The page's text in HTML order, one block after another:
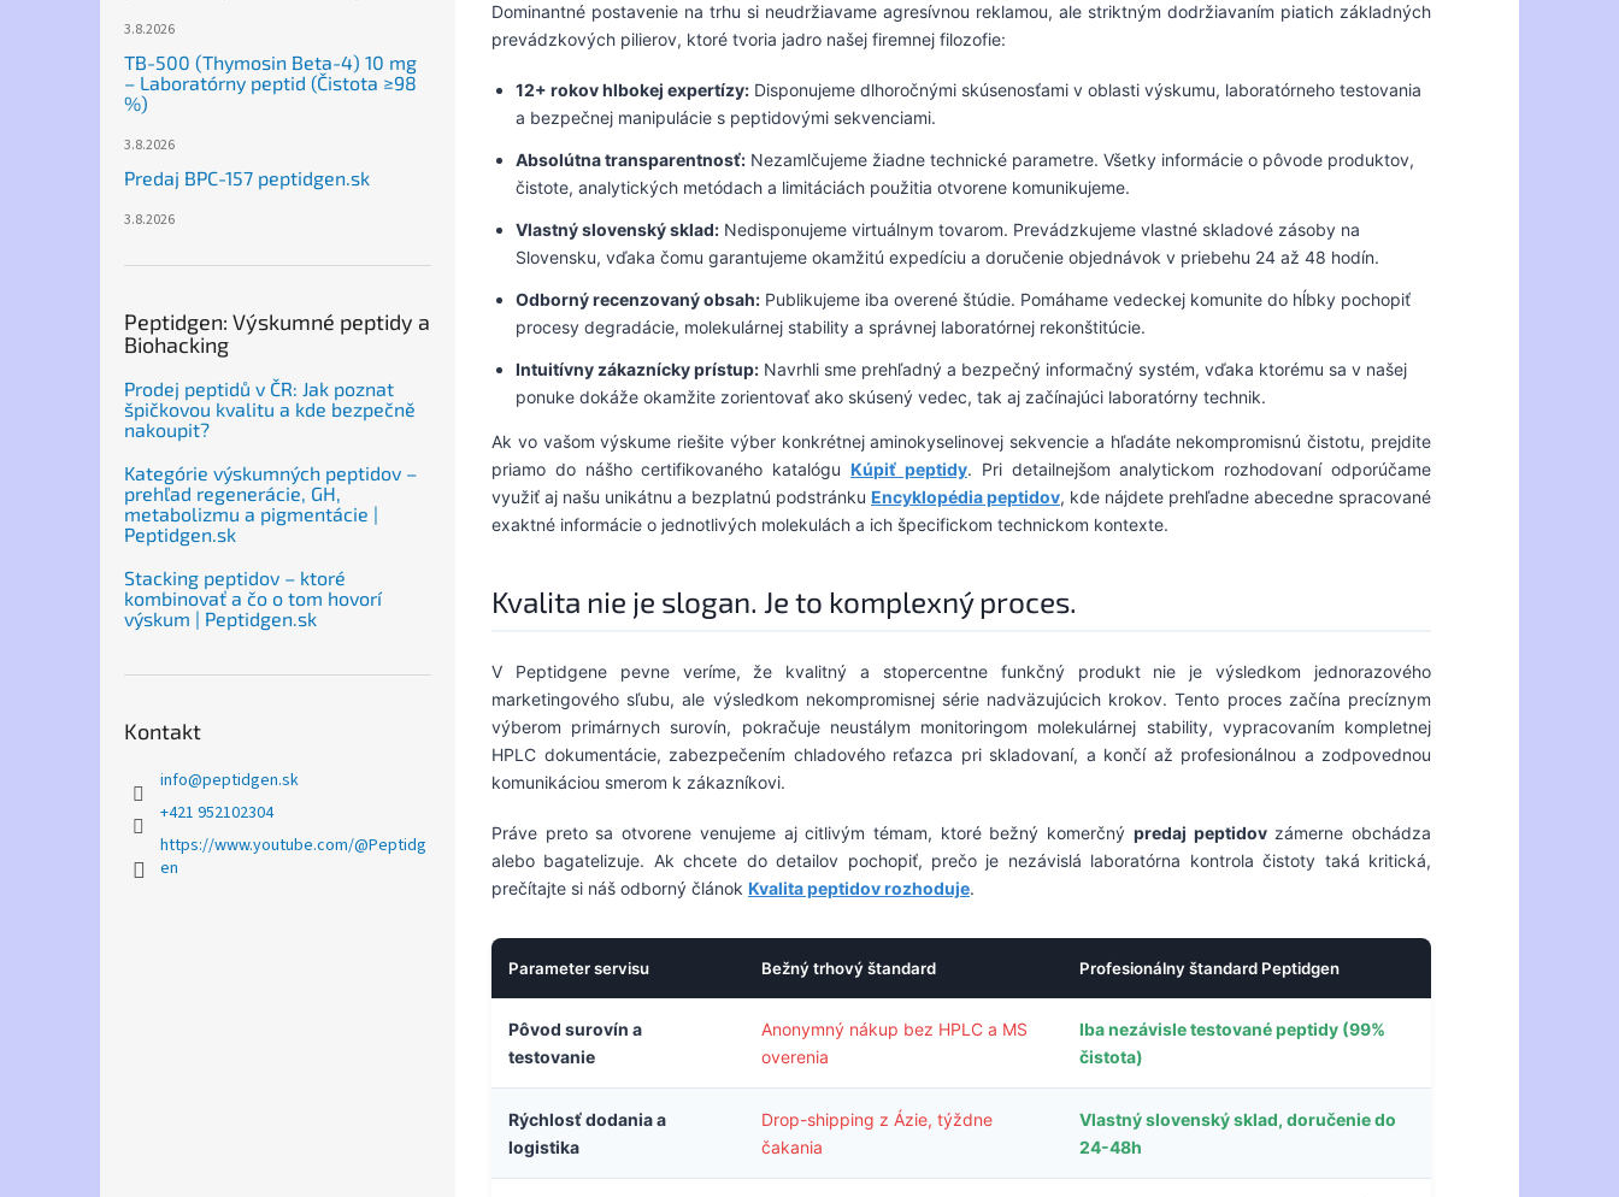
3.8.2026
TB-500 (Thymosin Beta-4) 10 mg
– Laboratórny peptid (Čistota ≥98
%)
3.8.2026
Predaj BPC-157 peptidgen.sk
3.8.2026
Peptidgen: Výskumné peptidy a
Biohacking
Prodej peptidů v ČR: Jak poznat
špičkovou kvalitu a kde bezpečně
nakoupit?
Kategórie výskumných peptidov –
prehľad regenerácie, GH,
metabolizmu a pigmentácie |
Peptidgen.sk
Stacking peptidov – ktoré
kombinovať a čo o tom hovorí
výskum | Peptidgen.sk
Kontakt
info@peptidgen.sk
+421 952102304
https://www.youtube.com/@Peptidg
en
Dominantné postavenie na trhu si neudržiavame agresívnou reklamou, ale striktným dodržiavaním piatich základných
prevádzkových pilierov, ktoré tvoria jadro našej firemnej filozofie:
12+ rokov hlbokej expertízy: Disponujeme dlhoročnými skúsenosťami v oblasti výskumu, laboratórneho testovania
a bezpečnej manipulácie s peptidovými sekvenciami.
Absolútna transparentnosť: Nezamlčujeme žiadne technické parametre. Všetky informácie o pôvode produktov,
čistote, analytických metódach a limitáciách použitia otvorene komunikujeme.
Vlastný slovenský sklad: Nedisponujeme virtuálnym tovarom. Prevádzkujeme vlastné skladové zásoby na
Slovensku, vďaka čomu garantujeme okamžitú expedíciu a doručenie objednávok v priebehu 24 až 48 hodín.
Odborný recenzovaný obsah: Publikujeme iba overené štúdie. Pomáhame vedeckej komunite do hĺbky pochopiť
procesy degradácie, molekulárnej stability a správnej laboratórnej rekonštitúcie.
Intuitívny zákaznícky prístup: Navrhli sme prehľadný a bezpečný informačný systém, vďaka ktorému sa v našej
ponuke dokáže okamžite zorientovať ako skúsený vedec, tak aj začínajúci laboratórny technik.
Ak vo vašom výskume riešite výber konkrétnej aminokyselinovej sekvencie a hľadáte nekompromisnú čistotu, prejdite
priamo do nášho certifikovaného katalógu Kúpiť peptidy. Pri detailnejšom analytickom rozhodovaní odporúčame
využiť aj našu unikátnu a bezplatnú podstránku Encyklopédia peptidov, kde nájdete prehľadne abecedne spracované
exaktné informácie o jednotlivých molekulách a ich špecifickom technickom kontexte.
Kvalita nie je slogan. Je to komplexný proces.
V Peptidgene pevne veríme, že kvalitný a stopercentne funkčný produkt nie je výsledkom jednorazového
marketingového sľubu, ale výsledkom nekompromisnej série nadväzujúcich krokov. Tento proces začína precíznym
výberom primárnych surovín, pokračuje neustálym monitoringom molekulárnej stability, vypracovaním kompletnej
HPLC dokumentácie, zabezpečením chladového reťazca pri skladovaní, a končí až profesionálnou a zodpovednou
komunikáciou smerom k zákazníkovi.
Práve preto sa otvorene venujeme aj citlivým témam, ktoré bežný komerčný predaj peptidovzámerne obchádza
alebo bagatelizuje. Ak chcete do detailov pochopiť, prečo je nezávislá laboratórna kontrola čistoty taká kritická,
prečítajte si náš odborný článok Kvalita peptidov rozhoduje.
Parameter servisu Bežný trhový štandard Profesionálny štandard Peptidgen
Pôvod surovín a
testovanie
Anonymný nákup bez HPLC a MS
overenia
Iba nezávisle testované peptidy (99%
čistota)
Rýchlosť dodania a
logistika
Drop-shipping z Ázie, týždne
čakania
Vlastný slovenský sklad, doručenie do
24-48h